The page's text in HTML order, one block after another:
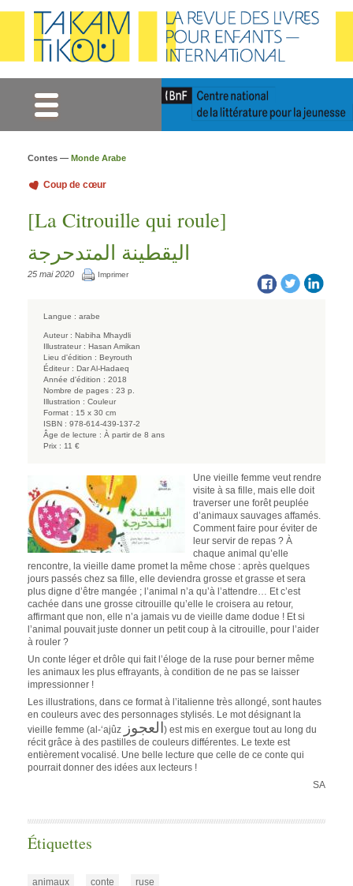
Contes — Monde Arabe
Coup de cœur
[La Citrouille qui roule]
اليقطينة المتدحرجة
25 mai 2020 Imprimer
Langue : arabe
Auteur : Nabiha Mhaydli
Illustrateur : Hasan Amikan
Lieu d'édition : Beyrouth
Éditeur : Dar Al-Hadaeq
Année d'édition : 2018
Nombre de pages : 23 p.
Illustration : Couleur
Format : 15 x 30 cm
ISBN : 978-614-439-137-2
Âge de lecture : À partir de 8 ans
Prix : 11 €
Une vieille femme veut rendre
visite à sa fille, mais elle doit
traverser une forêt peuplée
d’animaux sauvages affamés.
Comment faire pour éviter de
leur servir de repas ? À
chaque animal qu’elle
rencontre, la vieille dame promet la même chose : après quelques
jours passés chez sa fille, elle deviendra grosse et grasse et sera
plus digne d’être mangée ; l’animal n’a qu’à l’attendre… Et c’est
cachée dans une grosse citrouille qu’elle le croisera au retour,
affirmant que non, elle n’a jamais vu de vieille dame dodue ! Et si
l’animal pouvait juste donner un petit coup à la citrouille, pour l’aider
à rouler ?
Un conte léger et drôle qui fait l’éloge de la ruse pour berner même
les animaux les plus effrayants, à condition de ne pas se laisser
impressionner !
Les illustrations, dans ce format à l’italienne très allongé, sont hautes
en couleurs avec des personnages stylisés. Le mot désignant la
vieille femme (al-‘ajûz العجوز) est mis en exergue tout au long du
récit grâce à des pastilles de couleurs différentes. Le texte est
entièrement vocalisé. Une belle lecture que celle de ce conte qui
pourrait donner des idées aux lecteurs !
SA
Étiquettes
animaux conte ruse